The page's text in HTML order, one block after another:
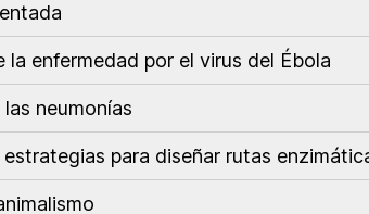
la enfermedad por el virus del Ébola
neumonías
para diseñar rutas